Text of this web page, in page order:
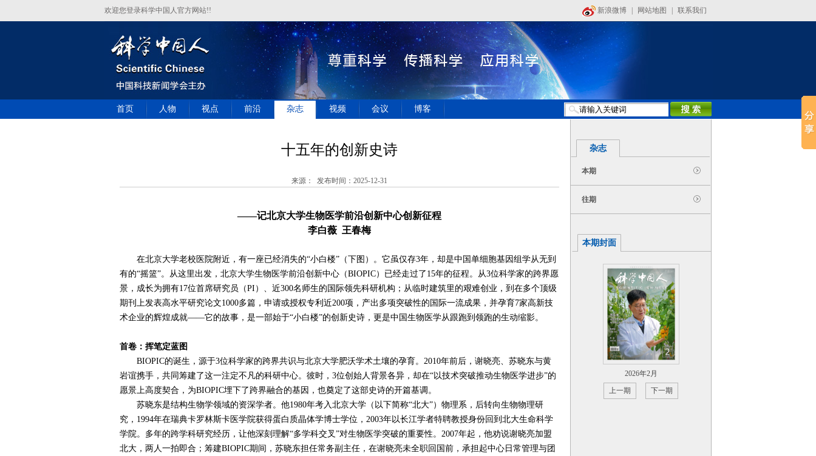
欢迎您登录科学中国人官方网站!! 新浪微博 网站地图 联系我们
首页 人物 视点 前沿 杂志 视频 会议 博客
十五年的创新史诗
来源： 发布时间：2025-12-31
——记北京大学生物医学前沿创新中心创新征程
李白薇 王春梅
在北京大学老校医院附近，有一座已经消失的“小白楼”（下图）。它虽仅存3年，却是中国单细胞基因组学从无到
有的“摇篮”。从这里出发，北京大学生物医学前沿创新中心（BIOPIC）已经走过了 15年的征程。从3位科学家的跨界愿
景，成长为拥有17位首席研究员（PI ）、近300名师生的国际领先科研机构；从临时建筑里的艰难创业，到在多个顶级
期刊上发表高水平研究论文1000多篇，申请或授权专利近200项，产出多项突破性的国际一流成果，并孕育7家高新技
术企业的辉煌成就——它的故事，是一部始于“小白楼”的创新史诗，更是中国生物医学从跟跑到领跑的生动缩影。
首卷：挥笔定蓝图
BIOPIC的诞生，源于3位科学家的跨界共识与北京大学肥沃学术土壤的孕育。 2010年前后，谢晓亮、苏晓东与黄
岩谊携手，共同筹建了这一注定不凡的科研中心。彼时， 3位创始人背景各异，却在“以技术突破推动生物医学进步”的
愿景上高度契合，为BIOPIC埋下了跨界融合的基因，也奠定了这部史诗的开篇基调。
苏晓东是结构生物学领域的资深学者。他1980年考入北京大学（以下简称“北大”）物理系，后转向生物物理研
究， 1994年在瑞典卡罗林斯卡医学院获得蛋白质晶体学博士学位， 2003年以长江学者特聘教授身份回到北大生命科学
学院。多年的跨学科研究经历，让他深刻理解“多学科交叉”对生物医学突破的重要性。 2007年起，他劝说谢晓亮加盟
北大，两人一拍即合；筹建BIOPIC期间，苏晓东担任常务副主任，在谢晓亮未全职回国前，承担起中心日常管理与团
杂志
本期
往期
本期封面
2026年2月
上一期
下一期